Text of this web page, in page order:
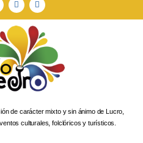
de carácter mixto y sin ánimo de Lucro,
culturales, folclóricos y turísticos.